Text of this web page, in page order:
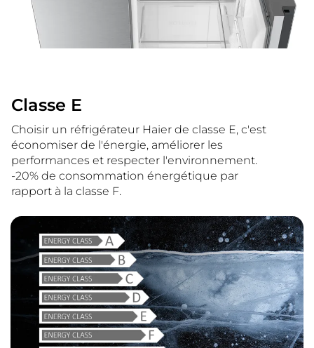
Classe E
Choisir un réfrigérateur Haier de classe E, c'est
économiser de l'énergie, améliorer les
performances et respecter l'environnement.
-20% de consommation énergétique par
rapport à la classe F.